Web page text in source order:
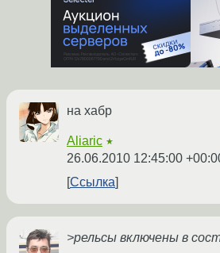
на хабр
Aliaric ★
26.06.2010 12:45:00
Ссылка
>рельсы включены в